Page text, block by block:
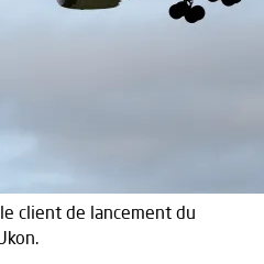
client de lancement du